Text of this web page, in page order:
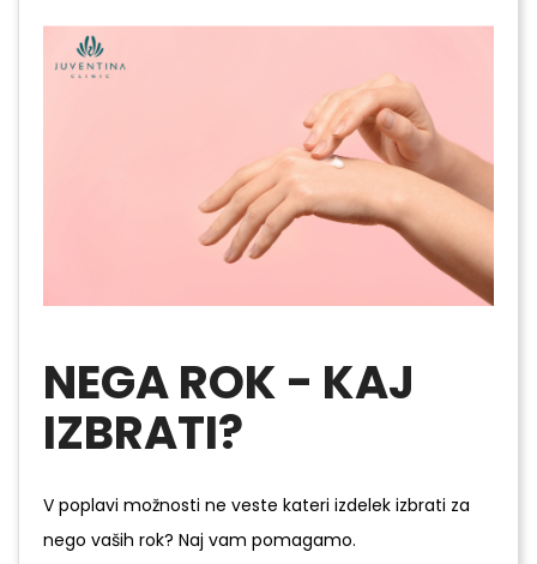
NEGA ROK - KAJ
IZBRATI?
V poplavi možnosti ne veste kateri izdelek izbrati za
nego vaših rok? Naj vam pomagamo.